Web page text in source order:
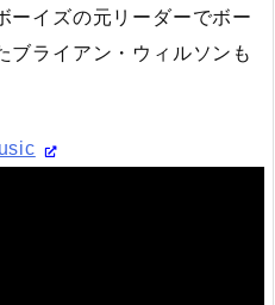
ーイズの元リーダーでボー
ブライアン・ウィルソンも